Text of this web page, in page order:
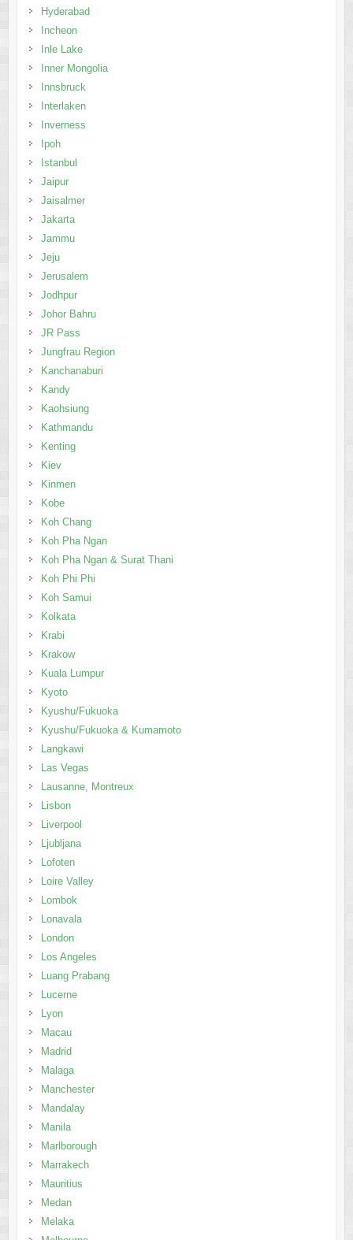
Hyderabad
Incheon
Inle Lake
Inner Mongolia
Innsbruck
Interlaken
Inverness
Ipoh
Istanbul
Jaipur
Jaisalmer
Jakarta
Jammu
Jeju
Jerusalem
Jodhpur
Johor Bahru
JR Pass
Jungfrau Region
Kanchanaburi
Kandy
Kaohsiung
Kathmandu
Kenting
Kiev
Kinmen
Kobe
Koh Chang
Koh Pha Ngan
Koh Pha Ngan & Surat Thani
Koh Phi Phi
Koh Samui
Kolkata
Krabi
Krakow
Kuala Lumpur
Kyoto
Kyushu/Fukuoka
Kyushu/Fukuoka & Kumamoto
Langkawi
Las Vegas
Lausanne, Montreux
Lisbon
Liverpool
Ljubljana
Lofoten
Loire Valley
Lombok
Lonavala
London
Los Angeles
Luang Prabang
Lucerne
Lyon
Macau
Madrid
Malaga
Manchester
Mandalay
Manila
Marlborough
Marrakech
Mauritius
Medan
Melaka